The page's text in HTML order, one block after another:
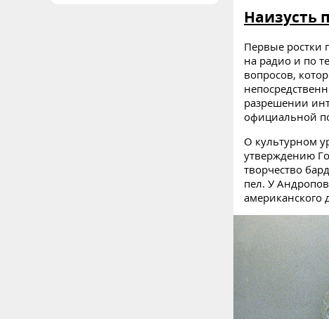
Наизусть
Первые ростки
на радио и по
вопросов,
разрешении
официальной
О культурном
утверждению
творчество
пел. У
американского